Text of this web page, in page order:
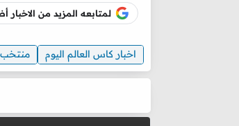
لمتابعه المزيد من
اخبار كاس العالم اليوم